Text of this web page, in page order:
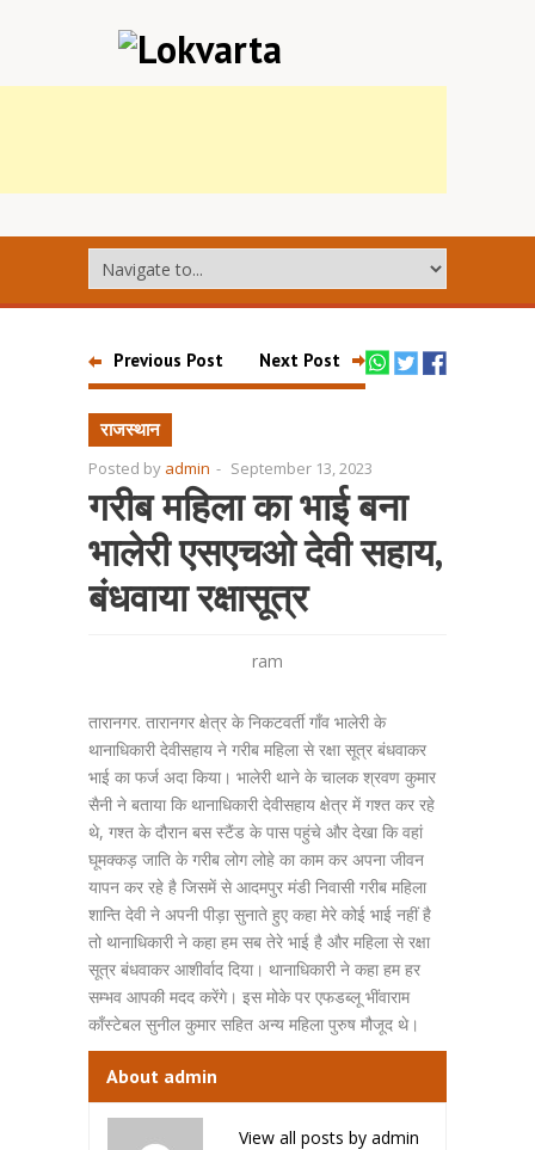
Previous Post Next Post
राजस्थान
Posted by admin - September 13, 2023
गरीब महिला का भाई बना
भालेरी एसएचओ देवी सहाय,
बंधवाया रक्षासूत्र
ram
तारानगर. तारानगर क्षेत्र के निकटवर्ती गाँव भालेरी के
थानाधिकारी देवीसहाय ने गरीब महिला से रक्षा सूत्र बंधवाकर
भाई का फर्ज अदा किया। भालेरी थाने के चालक श्रवण कुमार
सैनी ने बताया कि थानाधिकारी देवीसहाय क्षेत्र में गश्त कर रहे
थे, गश्त के दौरान बस स्टैंड के पास पहुंचे और देखा कि वहां
घूमक्कड़ जाति के गरीब लोग लोहे का काम कर अपना जीवन
यापन कर रहे है जिसमें से आदमपुर मंडी निवासी गरीब महिला
शान्ति देवी ने अपनी पीड़ा सुनाते हुए कहा मेरे कोई भाई नहीं है
तो थानाधिकारी ने कहा हम सब तेरे भाई है और महिला से रक्षा
सूत्र बंधवाकर आशीर्वाद दिया। थानाधिकारी ने कहा हम हर
सम्भव आपकी मदद करेंगे। इस मोके पर एफडब्लू भींवाराम
काँस्टेबल सुनील कुमार सहित अन्य महिला पुरुष मौजूद थे।
About admin
View all posts by admin